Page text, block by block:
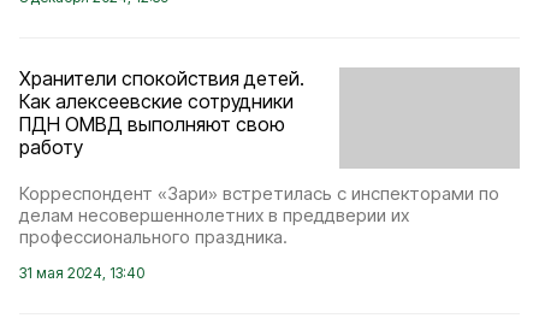
Хранители спокойствия детей.
Как алексеевские сотрудники
ПДН ОМВД выполняют свою
работу
Корреспондент «Зари» встретилась с инспекторами по
делам несовершеннолетних в преддверии их
профессионального праздника.
31 мая 2024, 13:40